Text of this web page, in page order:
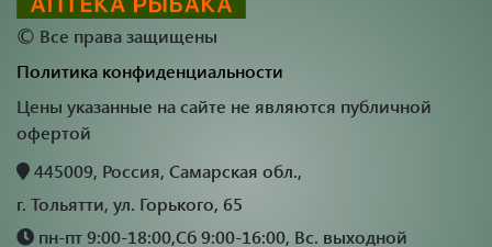
© Все права защищены
Политика конфиденциальности
Цены указанные на сайте не являются публичной
офертой
445009, Россия, Самарская обл.,
г. Тольятти, ул. Горького, 65
пн-пт 9:00-18:00,Сб 9:00-16:00, Вс. выходной